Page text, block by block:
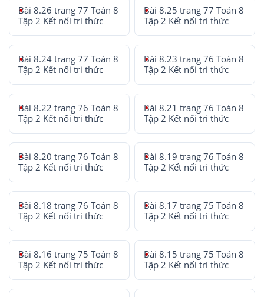
Bài 8.26 trang 77 Toán 8
Tập 2 Kết nối tri thức
Bài 8.25 trang 77 Toán 8
Tập 2 Kết nối tri thức
Bài 8.24 trang 77 Toán 8
Tập 2 Kết nối tri thức
Bài 8.23 trang 76 Toán 8
Tập 2 Kết nối tri thức
Bài 8.22 trang 76 Toán 8
Tập 2 Kết nối tri thức
Bài 8.21 trang 76 Toán 8
Tập 2 Kết nối tri thức
Bài 8.20 trang 76 Toán 8
Tập 2 Kết nối tri thức
Bài 8.19 trang 76 Toán 8
Tập 2 Kết nối tri thức
Bài 8.18 trang 76 Toán 8
Tập 2 Kết nối tri thức
Bài 8.17 trang 75 Toán 8
Tập 2 Kết nối tri thức
Bài 8.16 trang 75 Toán 8
Tập 2 Kết nối tri thức
Bài 8.15 trang 75 Toán 8
Tập 2 Kết nối tri thức